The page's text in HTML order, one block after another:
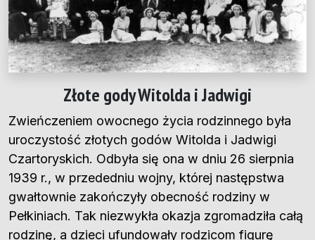
Złote gody Witolda i Jadwigi
Zwieńczeniem owocnego życia rodzinnego była
uroczystość złotych godów Witolda i Jadwigi
Czartoryskich. Odbyła się ona w dniu 26 sierpnia
1939 r., w przededniu wojny, której następstwa
gwałtownie zakończyły obecność rodziny w
Pełkiniach. Tak niezwykła okazja zgromadziła całą
rodzinę, a dzieci ufundowały rodzicom figurę